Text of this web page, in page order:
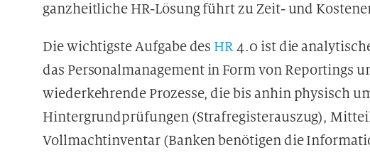
ganzheitliche HR-Lösung führt zu Zeit- und
Die wichtigste Aufgabe des HR4.0 ist die
das Personalmanagement in Form von Reportings
wiederkehrende Prozesse, die bis anhin physisch
Hintergrundprüfungen (Strafregisterauszug),
Vollmachtinventar (Banken benötigen die